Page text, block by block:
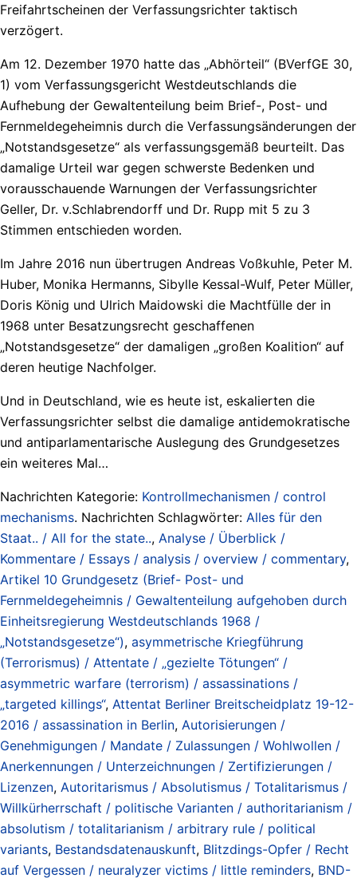
Freifahrtscheinen der Verfassungsrichter taktisch
verzögert.
Am 12. Dezember 1970 hatte das „Abhörteil“ (BVerfGE 30,
1) vom Verfassungsgericht Westdeutschlands die
Aufhebung der Gewaltenteilung beim Brief-, Post- und
Fernmeldegeheimnis durch die Verfassungsänderungen der
„Notstandsgesetze“ als verfassungsgemäß beurteilt. Das
damalige Urteil war gegen schwerste Bedenken und
vorausschauende Warnungen der Verfassungsrichter
Geller, Dr. v.Schlabrendorff und Dr. Rupp mit 5 zu 3
Stimmen entschieden worden.
Im Jahre 2016 nun übertrugen Andreas Voßkuhle, Peter M.
Huber, Monika Hermanns, Sibylle Kessal-Wulf, Peter Müller,
Doris König und Ulrich Maidowski die Machtfülle der in
1968 unter Besatzungsrecht geschaffenen
„Notstandsgesetze“ der damaligen „großen Koalition“ auf
deren heutige Nachfolger.
Und in Deutschland, wie es heute ist, eskalierten die
Verfassungsrichter selbst die damalige antidemokratische
und antiparlamentarische Auslegung des Grundgesetzes
ein weiteres Mal…
Nachrichten Kategorie: Kontrollmechanismen / control
mechanisms. Nachrichten Schlagwörter: Alles für den
Staat.. / All for the state.., Analyse / Überblick /
Kommentare / Essays / analysis / overview / commentary,
Artikel 10 Grundgesetz (Brief- Post- und
Fernmeldegeheimnis / Gewaltenteilung aufgehoben durch
Einheitsregierung Westdeutschlands 1968 /
„Notstandsgesetze“), asymmetrische Kriegführung
(Terrorismus) / Attentate / „gezielte Tötungen“ /
asymmetric warfare (terrorism) / assassinations /
„targeted killings“, Attentat Berliner Breitscheidplatz 19-12-
2016 / assassination in Berlin, Autorisierungen /
Genehmigungen / Mandate / Zulassungen / Wohlwollen /
Anerkennungen / Unterzeichnungen / Zertifizierungen /
Lizenzen, Autoritarismus / Absolutismus / Totalitarismus /
Willkürherrschaft / politische Varianten / authoritarianism /
absolutism / totalitarianism / arbitrary rule / political
variants, Bestandsdatenauskunft, Blitzdings-Opfer / Recht
auf Vergessen / neuralyzer victims / little reminders, BND-